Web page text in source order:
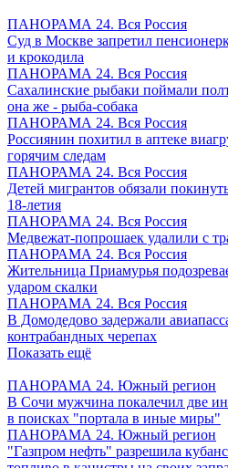
ПАНОРАМА 24. Вся Россия
Суд в Москве запретил
и крокодила
ПАНОРАМА 24. Вся Россия
Сахалинские рыбаки поймали
она же - рыба-собака
ПАНОРАМА 24. Вся Россия
Россиянин похитил в аптеке
горячим следам
ПАНОРАМА 24. Вся Россия
Детей мигрантов обязали
18-летия
ПАНОРАМА 24. Вся Россия
Медвежат-попрошаек удалили с
ПАНОРАМА 24. Вся Россия
Жительница Приамурья
ударом скалки
ПАНОРАМА 24. Вся Россия
В Домодедово задержали
контрабандных черепах
Показать ещё
ПАНОРАМА 24. Южный регион
В Сочи мужчина покалечил две
в поисках "портала в иные миры"
ПАНОРАМА 24. Южный регион
"Газпром нефть" разрешила